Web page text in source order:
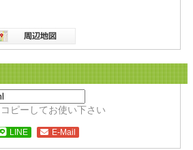
ピーしてお使い下さい
LINE E-Mail